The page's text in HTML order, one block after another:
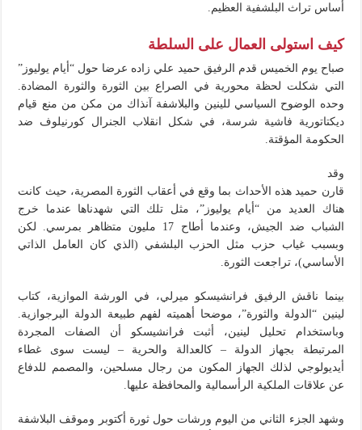
أساس تراث البلشفية العظيم.
كيف استولى العمال على السلطة
صباح يوم الخميس قدم الرفيق حميد علي زاده عرضا حول “أيام يوليوز”
التي شكلت لحظة محورية في الصراع بين الثورة والثورة المضادة.
وحده الوضوح السياسي للينين والبلاشفة آنذاك من مكن من منع قيام
ديكتاتورية فاشية شرسة، في شكل انقلاب الجنرال كورنيلوف ضد
الحكومة المؤقتة.
وقد
قارن حميد هذه الأحداث بما وقع في أعقاب الثورة المصرية، حيث كانت
هناك العديد من “أيام يوليوز”، مثل تلك التي شهدناها عندما خرج
الشباب ضد الجيش، وعندما أطاح 17 مليون متظاهر بمرسي. لكن
وبسبب غياب حزب مثل الحزب البلشفي (الذي كان العامل الذاتي
الأساسي)، تراجعت الثورة.
بينما ناقش الرفيق فرانشيسكو ميرلي، في الورشة الموازية، كتاب
لينين “الدولة والثورة”، موضحا أهميته لفهم طبيعة الدولة البرجوازية.
وباستخدام تحليل لينين، أثبت فرانشيسكو أن الصفات المجردة
المرتبطة بجهاز الدولة – كالعدالة والحرية – ليست سوى غطاء
أيديولوجي لذلك الجهاز المكون من رجال مسلحين، والمصمم للدفاع
عن علاقات الملكية الرأسمالية والمحافظة عليها.
وشهد الجزء الثاني من اليوم ورشات حول ثورة أكتوبر وموقف البلاشفة